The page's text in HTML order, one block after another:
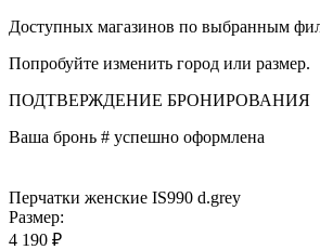
Доступных магазинов по выбранным
Попробуйте изменить город или размер.
ПОДТВЕРЖДЕНИЕ БРОНИРОВАНИЯ
Ваша бронь # успешно оформлена
Перчатки женские IS990 d.grey
Размер:
4 190 ₽